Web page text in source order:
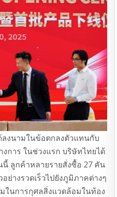
งนามในข้อตกลงตัวแทนกับ
งการ ในช่วงแรก บริษัทไทยได้
ลูกค้าหลายรายสั่งซื้อ 27 คัน
ย่างรวดเร็วไปยังภูมิภาคต่างๆ
ในการกุศลสิ่งแวดล้อมในท้อง